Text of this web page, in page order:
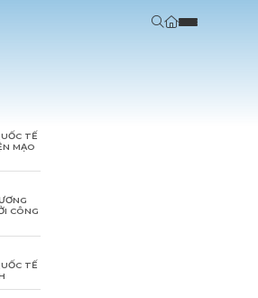
TẾ
MẠO
CÔNG
TẾ